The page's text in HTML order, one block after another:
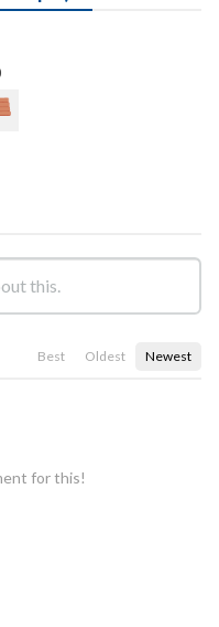
Best Oldest Newest
for this!